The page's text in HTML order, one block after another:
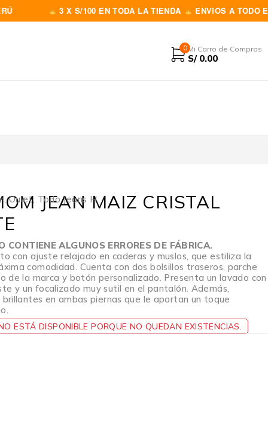
3 X S/100 EN TODA LA TIENDA ENVIOS A TODO EL PERÚ
0 Mi Carro de Compras
S/0.00
,Oulet, Todo Jeans H
JEAN MAIZ CRISTAL
CONTIENE ALGUNOS ERRORES DE FÁBRICA.
con ajuste relajado en caderas y muslos, que estiliza la
comodidad. Cuenta con dos bolsillos traseros, parche
de la marca y botón personalizado. Presenta un lavado con
y un focalizado muy sutil en el pantalón. Además,
en ambas piernas que le aportan un toque
ESTÁ DISPONIBLE PORQUE NO QUEDAN EXISTENCIAS.